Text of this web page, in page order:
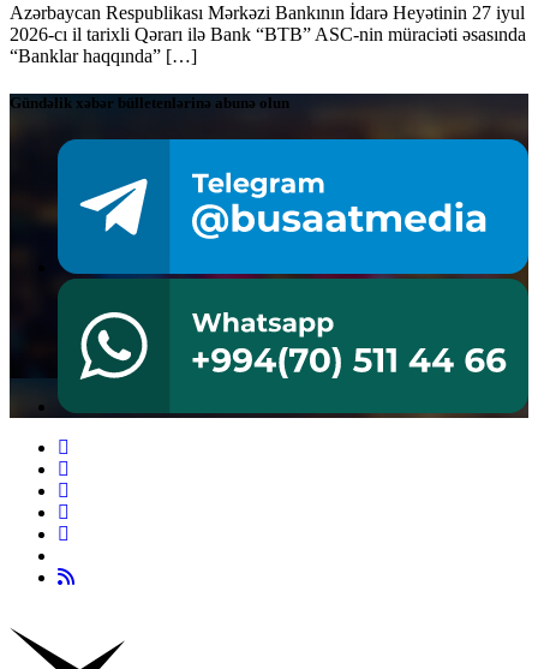
Azərbaycan Respublikası Mərkəzi Bankının İdarə Heyətinin 27 iyul
2026-cı il tarixli Qərarı ilə Bank “BTB” ASC-nin müraciəti əsasında
“Banklar haqqında” […]
Gündəlik xəbər bülletenlərinə abunə olun